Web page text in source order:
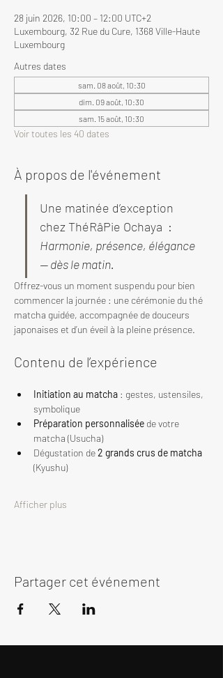
28 juin 2026, 10:00 – 12:00 UTC+2
Luxembourg, 32 Rue du Cure, 1368 Ville-Haute
Luxembourg
Autres dates
sam. 08 août, 10:30
dim. 09 août, 10:30
sam. 15 août, 10:30
Voir toutes les 40 dates
À propos de l'événement
Une matinée d’exception
chez ThéRâPie Ochaya  :
Harmonie, présence, élégance
— dès le matin.
Offrez-vous un moment suspendu pour bien
commencer la journée : une cérémonie du thé
matcha guidée, accompagnée de douceurs
japonaises et d’un éveil à la pleine présence.
Contenu de l’expérience
Initiation au matcha : gestes, ustensiles,
symbolique
Préparation personnalisée de votre
matcha (Usucha)
Dégustation de 2 grands crus de matcha
(Kyushu)
Afficher plus
Partager cet événement